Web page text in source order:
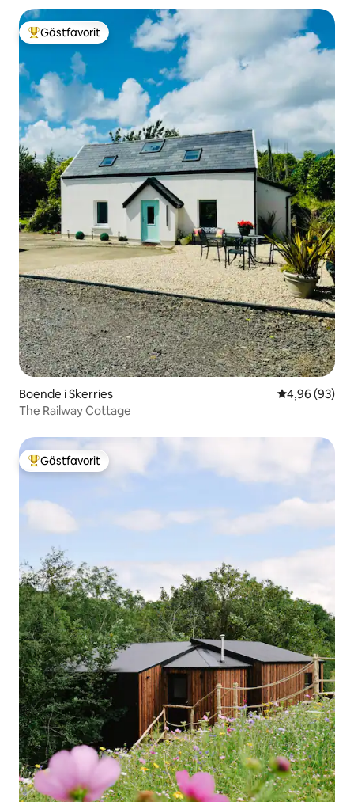
Populär gästfavorit
Gästfavorit
Boende i Skerries 4,96 av 5 i
4,96 (93)
The Railway Cottage
Populär gästfavorit
Gästfavorit